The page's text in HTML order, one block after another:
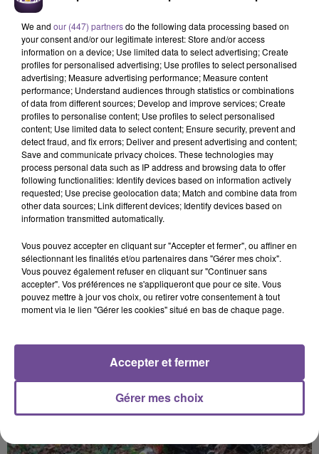
GIMS
Soleil
Bruno Mars
24k Magic
ALEX WARREN
Fever Dream
Cet élément est masqué compte-tenu du refus du
dépôt de cookies que vous avez exprimé. Si vous
souhaitez l'afficher, merci de nous donner votre accord
en cliquant sur le bouton ci-dessous.
Afficher l'élément
PRÈS DE CHEZ VOUS
We and our (447) partnersdo the following data processing based on
your consent and/or our legitimate interest: Store and/or access
information on a device; Use limited data to select advertising; Create
profiles for personalised advertising; Use profiles to select personalised
advertising; Measure advertising performance; Measure content
performance; Understand audiences through statistics or combinations
of data from different sources; Develop and improve services; Create
profiles to personalise content; Use profiles to select personalised
content; Use limited data to select content; Ensure security, prevent and
detect fraud, and fix errors; Deliver and present advertising and content;
Save and communicate privacy choices. These technologies may
process personal data such as IP address and browsing data to offer
following functionalities: Identify devices based on information actively
requested; Use precise geolocation data; Match and combine data from
other data sources; Link different devices; Identify devices based on
information transmitted automatically.
Vous pouvez accepter en cliquant sur "Accepter et fermer", ou affiner en
sélectionnant les finalités et/ou partenaires dans "Gérer mes choix".
Vous pouvez également refuser en cliquant sur "Continuer sans
accepter". Vos préférences ne s'appliqueront que pour ce site. Vous
pouvez mettre à jour vos choix, ou retirer votre consentement à tout
moment via le lien "Gérer les cookies" situé en bas de chaque page.
Gérer mes choix
Accepter et fermer